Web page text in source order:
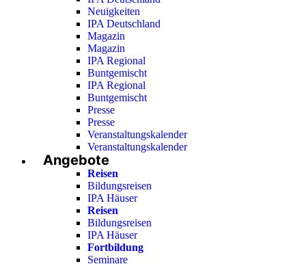
Neuigkeiten
IPA Deutschland
Magazin
Magazin
IPA Regional
Buntgemischt
IPA Regional
Buntgemischt
Presse
Presse
Veranstaltungskalender
Veranstaltungskalender
Angebote
Reisen
Bildungsreisen
IPA Häuser
Reisen
Bildungsreisen
IPA Häuser
Fortbildung
Seminare